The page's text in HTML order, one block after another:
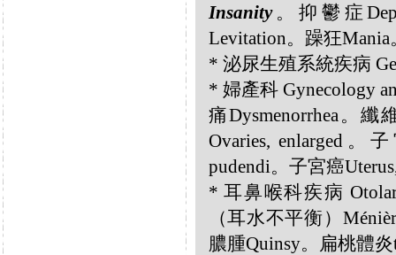
Insanity。抑鬱症
Levitation。躁狂Mania
* 泌尿生殖系統疾病
* 婦產科 Gynecology
痛Dysmenorrhea。纖
Ovaries, enlarged。
pudendi。子宮癌
* 耳鼻喉科疾病
（耳水不平衡）
膿腫Quinsy。扁桃體